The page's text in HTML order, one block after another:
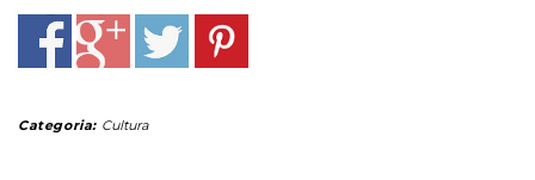
Categoria: Cultura